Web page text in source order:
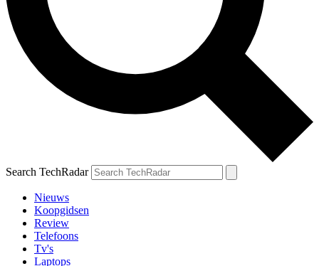
Search TechRadar
Nieuws
Koopgidsen
Review
Telefoons
Tv's
Laptops